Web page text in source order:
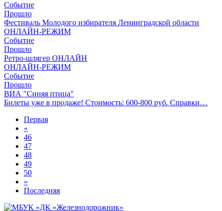
Событие
Прошло
Фестиваль Молодого избирателя Ленинградской области
ОНЛАЙН-РЕЖИМ
Событие
Прошло
Ретро-шлягер ОНЛАЙН
ОНЛАЙН-РЕЖИМ
Событие
Прошло
ВИА "Синяя птица"
Билеты уже в продаже! Стоимость: 600-800 руб. Справки…
Первая
«
46
47
48
49
50
»
Последняя